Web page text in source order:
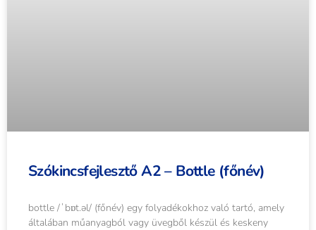
Szókincsfejlesztő A2 – Bottle (főnév)
bottle /ˈbɒt.əl/ (főnév) egy folyadékokhoz való tartó, amely
általában műanyagból vagy üvegből készül és keskeny